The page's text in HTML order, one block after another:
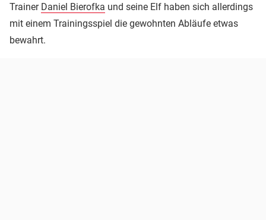
Trainer Daniel Bierofka und seine Elf haben sich allerdings
mit einem Trainingsspiel die gewohnten Abläufe etwas
bewahrt.